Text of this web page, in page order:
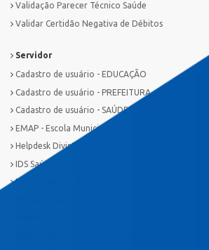
Validação Parecer Técnico Saúde
Validar Certidão Negativa de Débitos
Servidor
Cadastro de usuário - EDUCAÇÃO
Cadastro de usuário - PREFEITURA
Cadastro de usuário - SAÚDE
EMAP - Escola Municipal de Administração Pública
Helpdesk Divisão TI
IDS Saúde
Novo Sistema Tributário